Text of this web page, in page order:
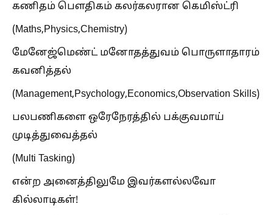
கணிதம் பௌதிகம் கலர்கலரான கெமிஸ்ட்ரி
(Maths,Physics,Chemistry)
மேனேஜ்மெண்ட் மனோதத்துவம் பொருளாதாரம்
கவனித்தல்
(Management,Psychology,Economics,Observation Skills)
பலபணிகளை ஒரேநேரத்தில் பக்குவமாய்
முடித்துவைத்தல்
(Multi Tasking)
என்ற அனைத்திலுமே இவர்களல்லவோ
கில்லாடிகள்!